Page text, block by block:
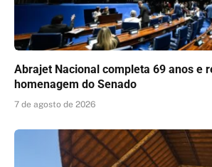
Abrajet Nacional completa 69 anos e
homenagem do Senado
7 de agosto de 2026